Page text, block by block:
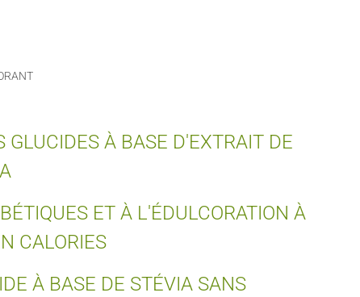
GLUCIDES À BASE D'EXTRAIT DE
ET À L'ÉDULCORATION À
CALORIES
À BASE DE STÉVIA SANS